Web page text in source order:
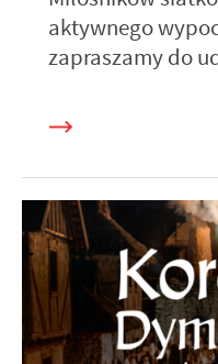
aktywnego
zapraszamy do